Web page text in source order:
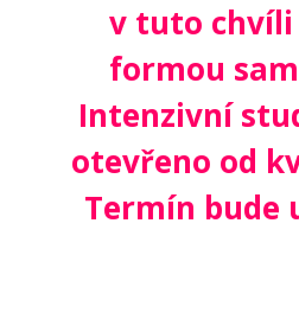
v tuto
formou
Intenzivní
otevřeno od
Termín bude